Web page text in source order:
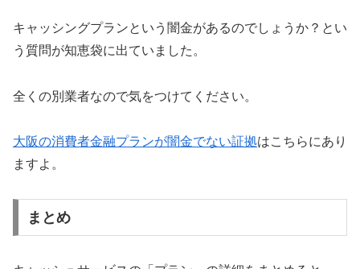
キャッシングプランという闇金があるのでしょうか？とい
う質問が知恵袋に出ていました。
全くの別業者なので気をつけてください。
大阪の消費者金融プランが闇金でない証拠はこちらにあり
ますよ。
まとめ